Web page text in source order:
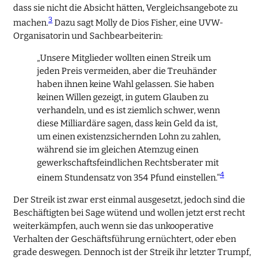
dass sie nicht die Absicht hätten, Vergleichsangebote zu
machen.3 Dazu sagt Molly de Dios Fisher, eine UVW-
Organisatorin und Sachbearbeiterin:
„Unsere Mitglieder wollten einen Streik um
jeden Preis vermeiden, aber die Treuhänder
haben ihnen keine Wahl gelassen. Sie haben
keinen Willen gezeigt, in gutem Glauben zu
verhandeln, und es ist ziemlich schwer, wenn
diese Milliardäre sagen, dass kein Geld da ist,
um einen existenzsichernden Lohn zu zahlen,
während sie im gleichen Atemzug einen
gewerkschaftsfeindlichen Rechtsberater mit
einem Stundensatz von 354 Pfund einstellen.“4
Der Streik ist zwar erst einmal ausgesetzt, jedoch sind die
Beschäftigten bei Sage wütend und wollen jetzt erst recht
weiterkämpfen, auch wenn sie das unkooperative
Verhalten der Geschäftsführung ernüchtert, oder eben
grade deswegen. Dennoch ist der Streik ihr letzter Trumpf,